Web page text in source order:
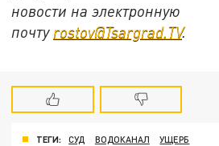
новости на электронную
почту rostov@Tsargrad.ТV.
ТЕГИ: СУД ВОДОКАНАЛ УЩЕРБ